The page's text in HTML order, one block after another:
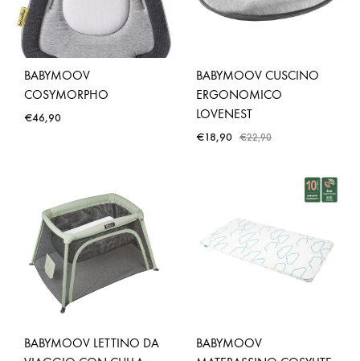
BABYMOOV
COSYMORPHO
€46,90
BABYMOOV CUSCINO
ERGONOMICO
LOVENEST
€18,90 €22,90
BABYMOOV LETTINO DA
BABYMOOV